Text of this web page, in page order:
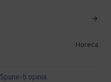
Horeca
Spune-ţi opinia